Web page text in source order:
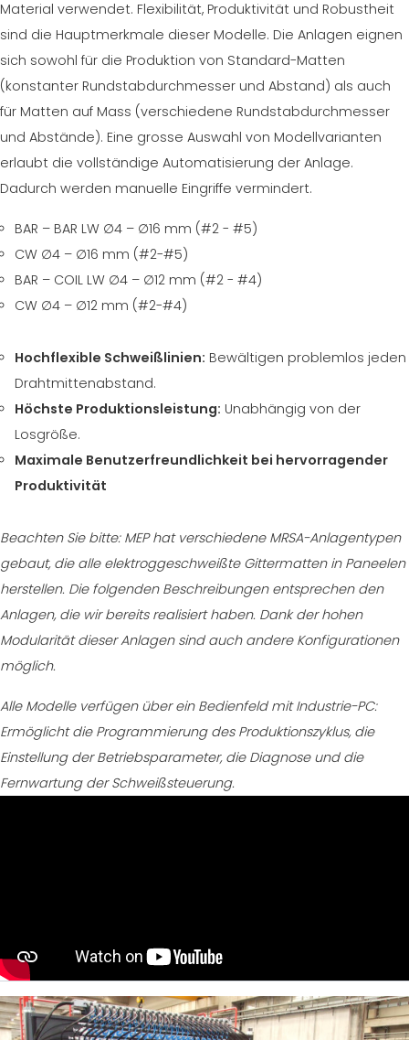
ZERTIFIZIERTE GEBRAUCHTANLAGE DER MEP GRUPPE
Material verwendet. Flexibilität, Produktivität und Robustheit
sind die Hauptmerkmale dieser Modelle. Die Anlagen eignen
sich sowohl für die Produktion von Standard-Matten
(konstanter Rundstabdurchmesser und Abstand) als auch
für Matten auf Mass (verschiedene Rundstabdurchmesser
und Abstände). Eine grosse Auswahl von Modellvarianten
erlaubt die vollständige Automatisierung der Anlage.
Dadurch werden manuelle Eingriffe vermindert.
BAR – BAR LW ∅4 – ∅16 mm (#2 - #5)
CW ∅4 – ∅16 mm (#2-#5)
BAR – COIL LW ∅4 – ∅12 mm (#2 - #4)
CW ∅4 – ∅12 mm (#2-#4)
Hochflexible Schweißlinien: Bewältigen problemlos jeden
Drahtmittenabstand.
Höchste Produktionsleistung: Unabhängig von der
Losgröße.
Maximale Benutzerfreundlichkeit bei hervorragender
Produktivität
Beachten Sie bitte: MEP hat verschiedene MRSA-Anlagentypen
gebaut, die alle elektroggeschweißte Gittermatten in Paneelen
herstellen. Die folgenden Beschreibungen entsprechen den
Anlagen, die wir bereits realisiert haben. Dank der hohen
Modularität dieser Anlagen sind auch andere Konfigurationen
möglich.
Alle Modelle verfügen über ein Bedienfeld mit Industrie-PC:
Ermöglicht die Programmierung des Produktionszyklus, die
Einstellung der Betriebsparameter, die Diagnose und die
Fernwartung der Schweißsteuerung.